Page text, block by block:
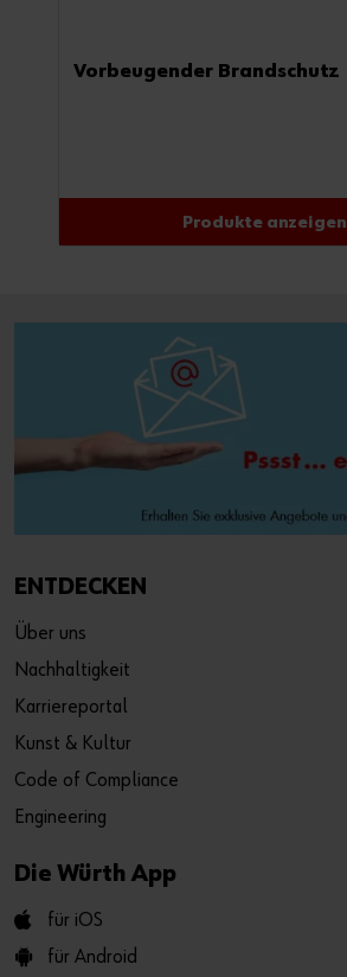
Vorbeugender Brandschutz
Produkte anzeigen
ENTDECKEN
Über uns
Nachhaltigkeit
Karriereportal
Kunst & Kultur
Code of Compliance
Engineering
Die Würth App
für iOS
für Android